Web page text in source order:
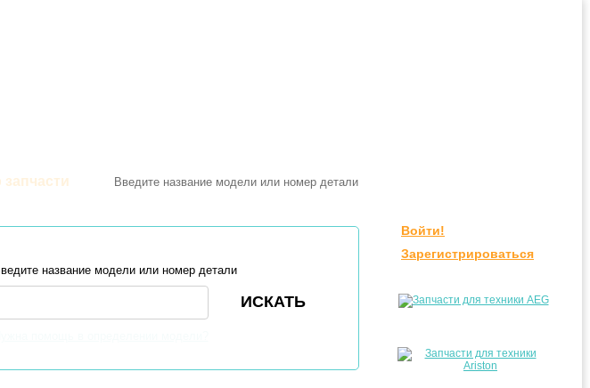
Войти!
Зарегистрироваться
название модели или номер детали